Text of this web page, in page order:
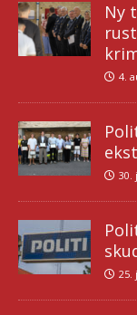
Ny
4.
30.
25.